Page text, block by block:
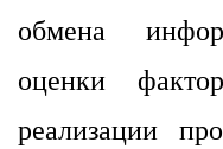
обмена
оценки
реализации